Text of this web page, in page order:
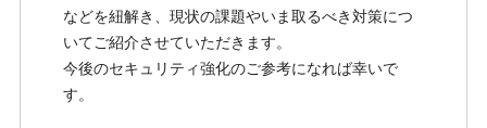
などを紐解き、現状の課題やいま取るべき対策につ
いてご紹介させていただきます。
今後のセキュリティ強化のご参考になれば幸いで
す。